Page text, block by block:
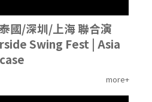
國/深圳/上海 聯合演
Swing Fest | Asia
more+